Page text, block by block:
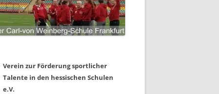
Verein zur Förderung sportlicher
Talente in den hessischen Schulen
e.V.